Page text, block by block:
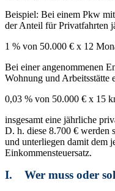
Beispiel: Bei einem Pkw
der Anteil für Privatfahrten
1 % von 50.000 € x 12
Bei einer angenommenen
Wohnung und Arbeitsstätte
0,03 % von 50.000 € x 15
insgesamt eine jährliche
D. h. diese 8.700 € werden
und unterliegen damit dem
Einkommensteuersatz.
I. Wer muss oder